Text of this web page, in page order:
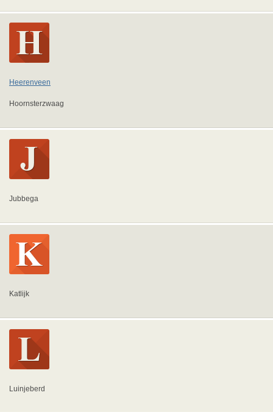
Heerenveen
Hoornsterzwaag
Jubbega
Katlijk
Luinjeberd